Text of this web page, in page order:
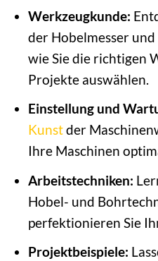
Werkzeugkunde:
der Hobelmesser
wie Sie die richtigen
Projekte auswählen.
Einstellung und
Kunstder
Ihre Maschinen
Arbeitstechniken:
Hobel- und
perfektionieren Sie
Projektbeispiele: